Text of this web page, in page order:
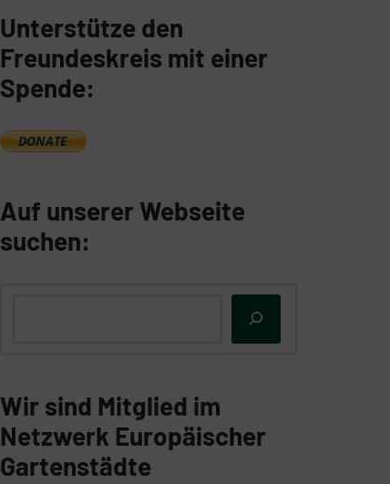
Unterstütze den
Freundeskreis mit einer
Spende:
Auf unserer Webseite
suchen:
Wir sind Mitglied im
Netzwerk Europäischer
Gartenstädte